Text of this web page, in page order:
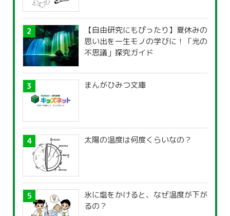
【自由研究にもぴったり】夏休みの
思い出を一生モノの学びに！「光の
不思議」探究ガイド
まんがひみつ文庫
太陽の温度は何度くらいなの？
氷に塩をかけると、なぜ温度が下が
るの？